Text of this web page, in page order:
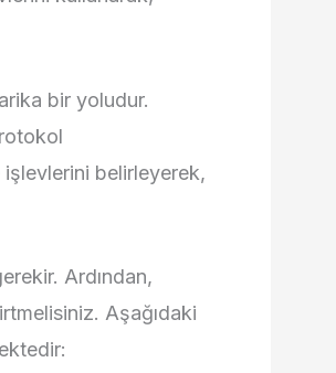
bir yoludur.
işlevlerini belirleyerek,
Ardından,
Aşağıdaki